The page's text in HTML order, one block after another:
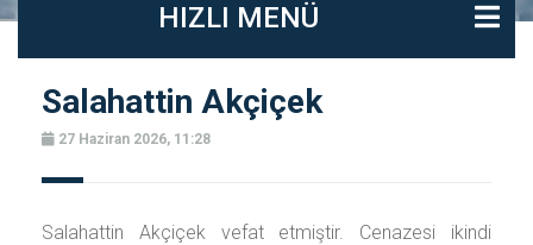
HIZLI MENÜ
Salahattin Akçiçek
27 Haziran 2026, 11:28
Salahattin Akçiçek vefat etmiştir. Cenazesi ikindi